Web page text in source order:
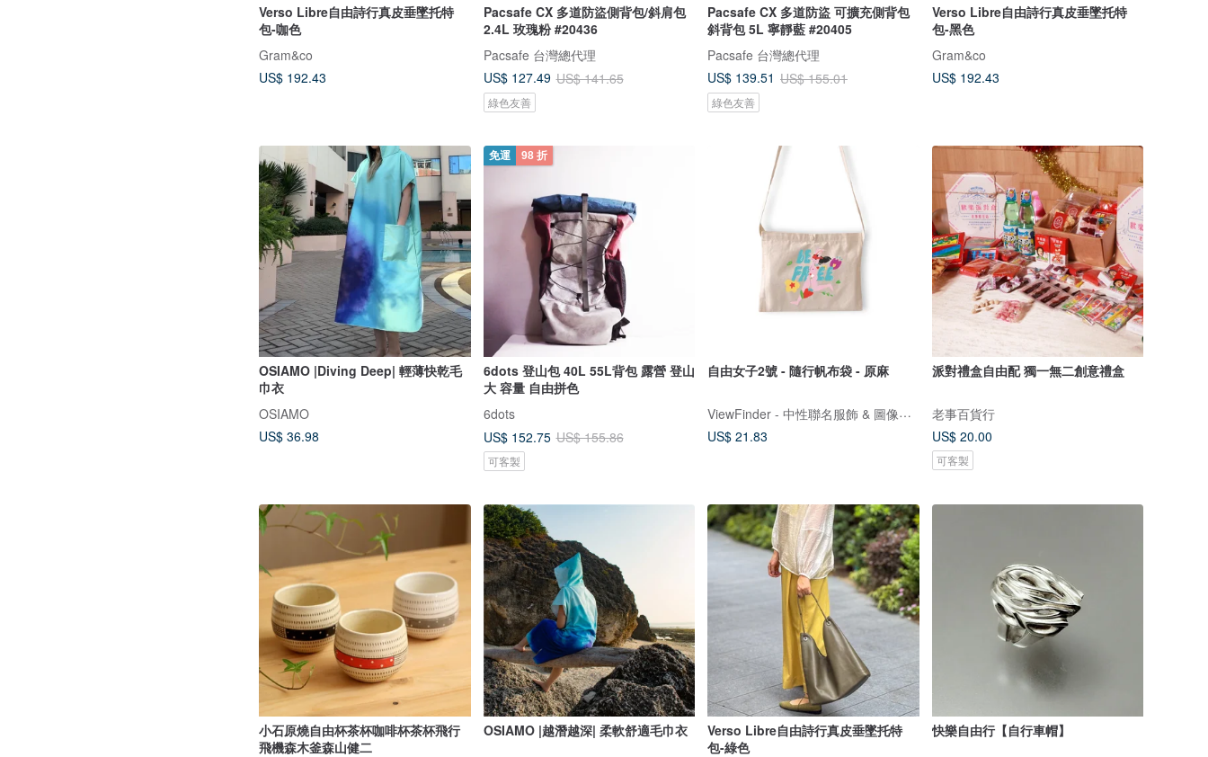
Verso Libre自由詩行真皮垂墜托特
包-咖色
Gram&co
US$ 192.43
Pacsafe CX 多道防盜側背包/斜肩包
2.4L 玫瑰粉 #20436
Pacsafe 台灣總代理
US$ 127.49 US$ 141.65
綠色友善
Pacsafe CX 多道防盜 可擴充側背包
斜背包 5L 寧靜藍 #20405
Pacsafe 台灣總代理
US$ 139.51 US$ 155.01
綠色友善
Verso Libre自由詩行真皮垂墜托特
包-黑色
Gram&co
US$ 192.43
OSIAMO |Diving Deep| 輕薄快乾毛
巾衣
OSIAMO
US$ 36.98
免運 98 折
6dots 登山包 40L 55L背包 露營 登山
大 容量 自由拼色
6dots
US$ 152.75 US$ 155.86
可客製
自由女子2號 - 隨行帆布袋 - 原麻
ViewFinder - 中性聯名服飾 & 圖像授權周邊
US$ 21.83
派對禮盒自由配 獨一無二創意禮盒
老事百貨行
US$ 20.00
可客製
小石原燒自由杯茶杯咖啡杯茶杯飛行
飛機森木釜森山健二
OSIAMO |越潛越深| 柔軟舒適毛巾衣
Verso Libre自由詩行真皮垂墜托特
包-綠色
快樂自由行【自行車帽】